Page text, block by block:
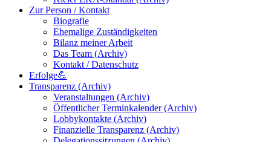
Zur Person / Kontakt
Biografie
Ehemalige Zuständigkeiten
Bilanz meiner Arbeit
Das Team (Archiv)
Kontakt / Datenschutz
Erfolge💪
Transparenz (Archiv)
Veranstaltungen (Archiv)
Öffentlicher Terminkalender (Archiv)
Lobbykontakte (Archiv)
Finanzielle Transparenz (Archiv)